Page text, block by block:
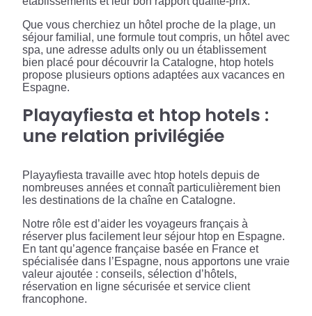
Que vous cherchiez un hôtel proche de la plage, un
séjour familial, une formule tout compris, un hôtel avec
spa, une adresse adults only ou un établissement
bien placé pour découvrir la Catalogne, htop hotels
propose plusieurs options adaptées aux vacances en
Espagne.
Playayfiesta et htop hotels :
une relation privilégiée
Playayfiesta travaille avec htop hotels depuis de
nombreuses années et connaît particulièrement bien
les destinations de la chaîne en Catalogne.
Notre rôle est d’aider les voyageurs français à
réserver plus facilement leur séjour htop en Espagne.
En tant qu’agence française basée en France et
spécialisée dans l’Espagne, nous apportons une vraie
valeur ajoutée : conseils, sélection d’hôtels,
réservation en ligne sécurisée et service client
francophone.